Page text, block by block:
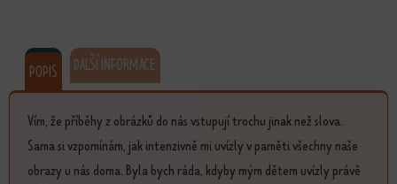
POPIS DALŠÍ INFORMACE
Vím, že příběhy z obrázků do nás vstupují trochu jinak než slova.
Sama si vzpomínám, jak intenzivně mi uvízly v paměti všechny naše
obrazy u nás doma. Byla bych ráda, kdyby mým dětem uvízly právě